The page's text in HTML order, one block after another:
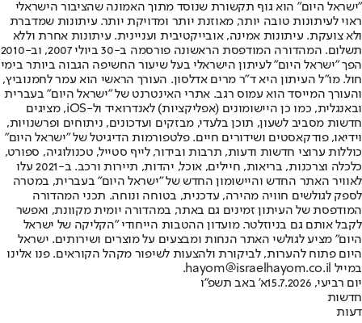
"ישראל היום" הוא גוף תקשורת שנוסד מתוך האמונה שהציבור הישראלי
ראוי לעיתונות טובה יותר, מאוזנת יותר ומדויקת יותר. עיתונות שמדברת
ולא צועקת. עיתונות אמינה, אובייקטיבית ועניינית. עיתונות אחרת וללא
תשלום. המהדורה המודפסת הראשונה פורסמה ב-30 ביולי 2007, וב-2010
הפך "ישראל היום" לעיתון הישראלי בעל שיעור החשיפה הגבוה ביותר בימי
חול. מו"ל העיתון היא ד"ר מרים אדלסון. העורך הראשי הוא עמר לחמנוביץ,
והעורך המייסד הוא עמוס רגב. אתרי האינטרנט של "ישראל היום" בעברית
ובאנגלית, כמו כן היישומונים (אפליקציות) לאנדרואיד ול-iOS, מציגים
חדשות מסביב לשעון, תוכן בלעדי, מבזקים ועדכונים, ניתוחים ופרשנויות,
וידיאו, פודקאסטים ושידורים חיים. פלטפורמות הדיגיטל של "ישראל היום"
כוללות ערוצי חדשות ודעות, תרבות ובידור, לייף סטייל, טכנולוגיה, ספורט,
כלכלה וצרכנות, בריאות, חיילים, אוכל, יהדות, תיירות ורכב. ב-2021 עלו
לאוויר האתר החדש והיישומון החדש של "ישראל היום" בעברית, במטרה
לספק לגולשים חוויה מהירה, עדכנית, בטוחה ונוחה. תכני המהדורה
המודפסת של העיתון זמינים גם באתר, במהדורה יומית מקוונת, ואפשר
לקבל אותם גם בניוזלטר. מועדון ההטבות הייחודי "הקליקה של ישראל
היום" מציע לגולשי האתר הנחות ומבצעים על מוצרים ושירותים. ישראל
היום פתוח להערות, לביקורת ולהצעות לשיפור מקהל הקוראים. פנו אלינו
במייל hayom@israelhayom.co.il.
יום רביעי, 15.7.2026
א' באב תשפ"ו
חדשות
דעות